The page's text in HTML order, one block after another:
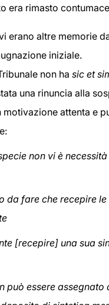
era rimasto
erano altre memorie
iniziale.
non ha sic et
una rinuncia alla
motivazione attenta e
non vi è
da fare che recepire
[recepire] una sua
può essere